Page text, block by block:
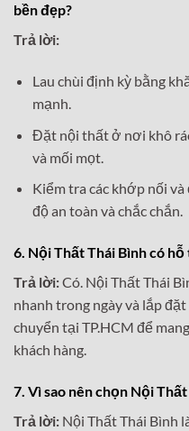
bền đẹp?
Trả lời:
Lau chùi định kỳ bằng
mạnh.
Đặt nội thất ở nơi khô
và mối mọt.
Kiểm tra các khớp nối
độ an toàn và chắc chắn.
6. Nội Thất Thái Bình có
Trả lời:Có. Nội Thất Thái
nhanh trong ngày và lắp
chuyển tại TP.HCM để
khách hàng.
7. Vì sao nên chọn Nội
Trả lời: Nội Thất Thái Bình